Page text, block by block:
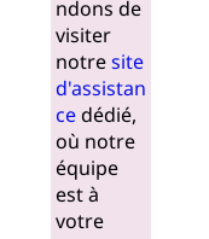
ndons de
visiter
notresite
d'assistan
cedédié,
où notre
équipe
est à
votre